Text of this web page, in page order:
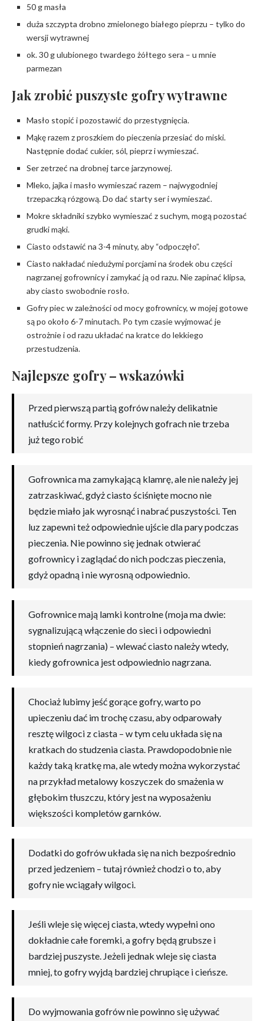
50 g masła
duża szczypta drobno zmielonego białego pieprzu – tylko do
wersji wytrawnej
ok. 30 g ulubionego twardego żółtego sera – u mnie
parmezan
Jak zrobić puszyste gofry wytrawne
Masło stopić i pozostawić do przestygnięcia.
Mąkę razem z proszkiem do pieczenia przesiać do miski.
Następnie dodać cukier, sól, pieprz i wymieszać.
Ser zetrzeć na drobnej tarce jarzynowej.
Mleko, jajka i masło wymieszać razem – najwygodniej
trzepaczką rózgową. Do dać starty ser i wymieszać.
Mokre składniki szybko wymieszać z suchym, mogą pozostać
grudki mąki.
Ciasto odstawić na 3-4 minuty, aby “odpoczęło”.
Ciasto nakładać niedużymi porcjami na środek obu części
nagrzanej gofrownicy i zamykać ją od razu. Nie zapinać klipsa,
aby ciasto swobodnie rosło.
Gofry piec w zależności od mocy gofrownicy, w mojej gotowe
są po około 6-7 minutach. Po tym czasie wyjmować je
ostrożnie i od razu układać na kratce do lekkiego
przestudzenia.
Najlepsze gofry – wskazówki
Przed pierwszą partią gofrów należy delikatnie
natłuścić formy. Przy kolejnych gofrach nie trzeba
już tego robić
Gofrownica ma zamykającą klamrę, ale nie należy jej
zatrzaskiwać, gdyż ciasto ściśnięte mocno nie
będzie miało jak wyrosnąć i nabrać puszystości. Ten
luz zapewni też odpowiednie ujście dla pary podczas
pieczenia. Nie powinno się jednak otwierać
gofrownicy i zaglądać do nich podczas pieczenia,
gdyż opadną i nie wyrosną odpowiednio.
Gofrownice mają lamki kontrolne (moja ma dwie:
sygnalizującą włączenie do sieci i odpowiedni
stopnień nagrzania) – wlewać ciasto należy wtedy,
kiedy gofrownica jest odpowiednio nagrzana.
Chociaż lubimy jeść gorące gofry, warto po
upieczeniu dać im trochę czasu, aby odparowały
resztę wilgoci z ciasta – w tym celu układa się na
kratkach do studzenia ciasta. Prawdopodobnie nie
każdy taką kratkę ma, ale wtedy można wykorzystać
na przykład metalowy koszyczek do smażenia w
głębokim tłuszczu, który jest na wyposażeniu
większości kompletów garnków.
Dodatki do gofrów układa się na nich bezpośrednio
przed jedzeniem – tutaj również chodzi o to, aby
gofry nie wciągały wilgoci.
Jeśli wleje się więcej ciasta, wtedy wypełni ono
dokładnie całe foremki, a gofry będą grubsze i
bardziej puszyste. Jeżeli jednak wleje się ciasta
mniej, to gofry wyjdą bardziej chrupiące i cieńsze.
Do wyjmowania gofrów nie powinno się używać